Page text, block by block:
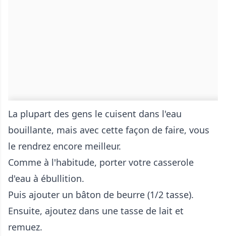
La plupart des gens le cuisent dans l'eau
bouillante, mais avec cette façon de faire, vous
le rendrez encore meilleur.
Comme à l'habitude, porter votre casserole
d'eau à ébullition.
Puis ajouter un bâton de beurre (1/2 tasse).
Ensuite, ajoutez dans une tasse de lait et
remuez.